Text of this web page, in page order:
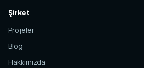
Şirket
Projeler
Blog
Hakkımızda